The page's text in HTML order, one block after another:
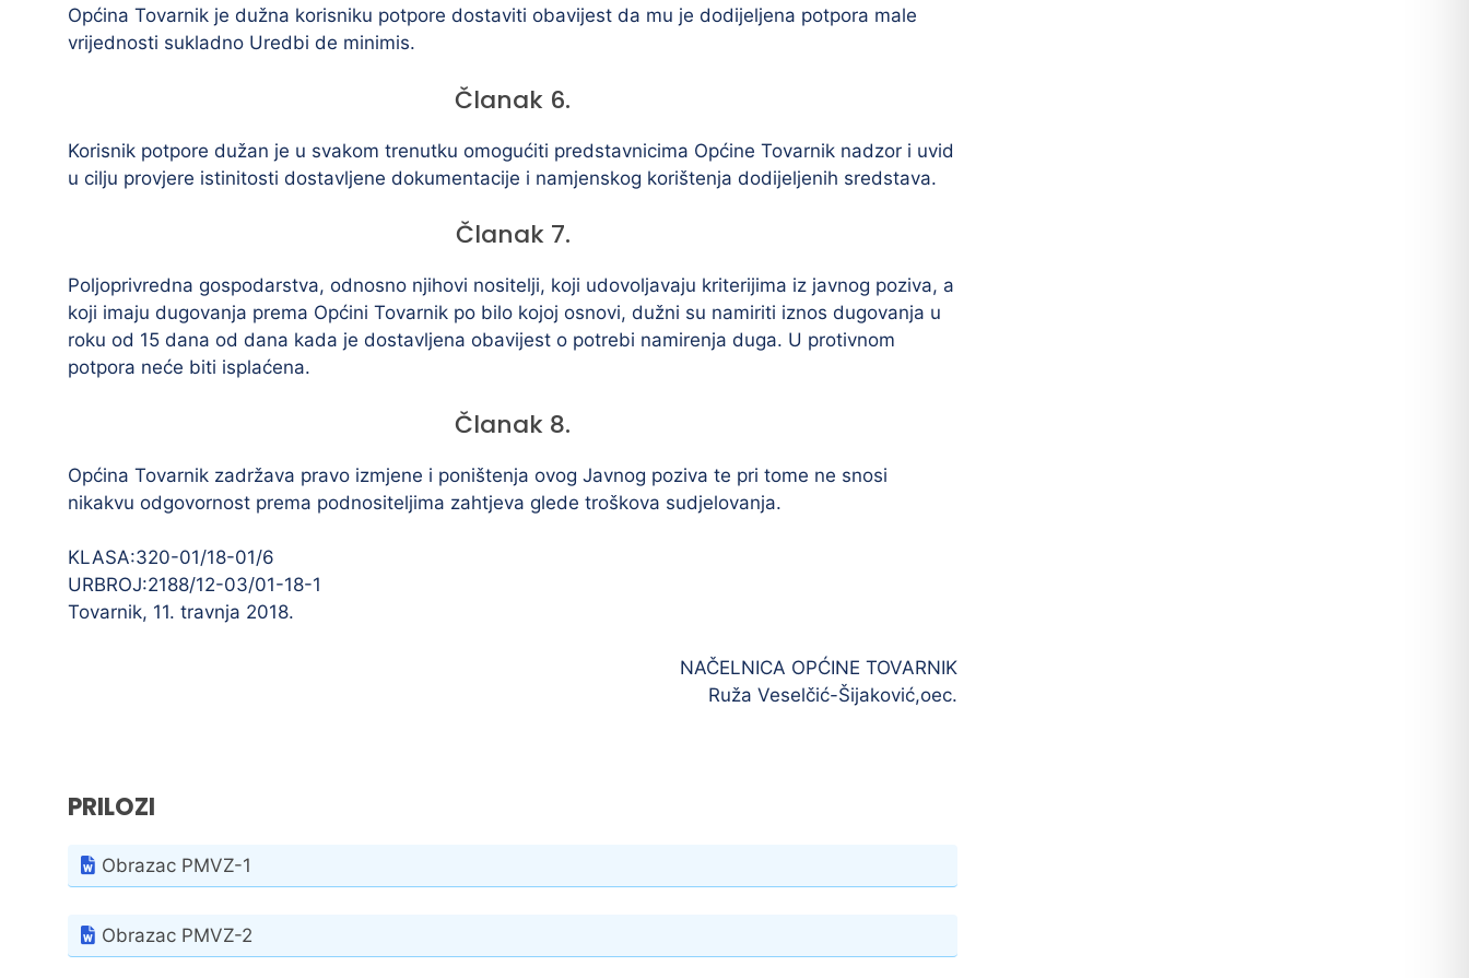
Općina Tovarnik je dužna korisniku potpore dostaviti obavijest da mu je dodijeljena potpora male
vrijednosti sukladno Uredbi de minimis.
Članak 6.
Korisnik potpore dužan je u svakom trenutku omogućiti predstavnicima Općine Tovarnik nadzor i uvid
u cilju provjere istinitosti dostavljene dokumentacije i namjenskog korištenja dodijeljenih sredstava.
Članak 7.
Poljoprivredna gospodarstva, odnosno njihovi nositelji, koji udovoljavaju kriterijima iz javnog poziva, a
koji imaju dugovanja prema Općini Tovarnik po bilo kojoj osnovi, dužni su namiriti iznos dugovanja u
roku od 15 dana od dana kada je dostavljena obavijest o potrebi namirenja duga. U protivnom
potpora neće biti isplaćena.
Članak 8.
Općina Tovarnik zadržava pravo izmjene i poništenja ovog Javnog poziva te pri tome ne snosi
nikakvu odgovornost prema podnositeljima zahtjeva glede troškova sudjelovanja.
KLASA:320-01/18-01/6
URBROJ:2188/12-03/01-18-1
Tovarnik, 11. travnja 2018.
NAČELNICA OPĆINE TOVARNIK
Ruža Veselčić-Šijaković,oec.
PRILOZI
Obrazac PMVZ-1
Obrazac PMVZ-2